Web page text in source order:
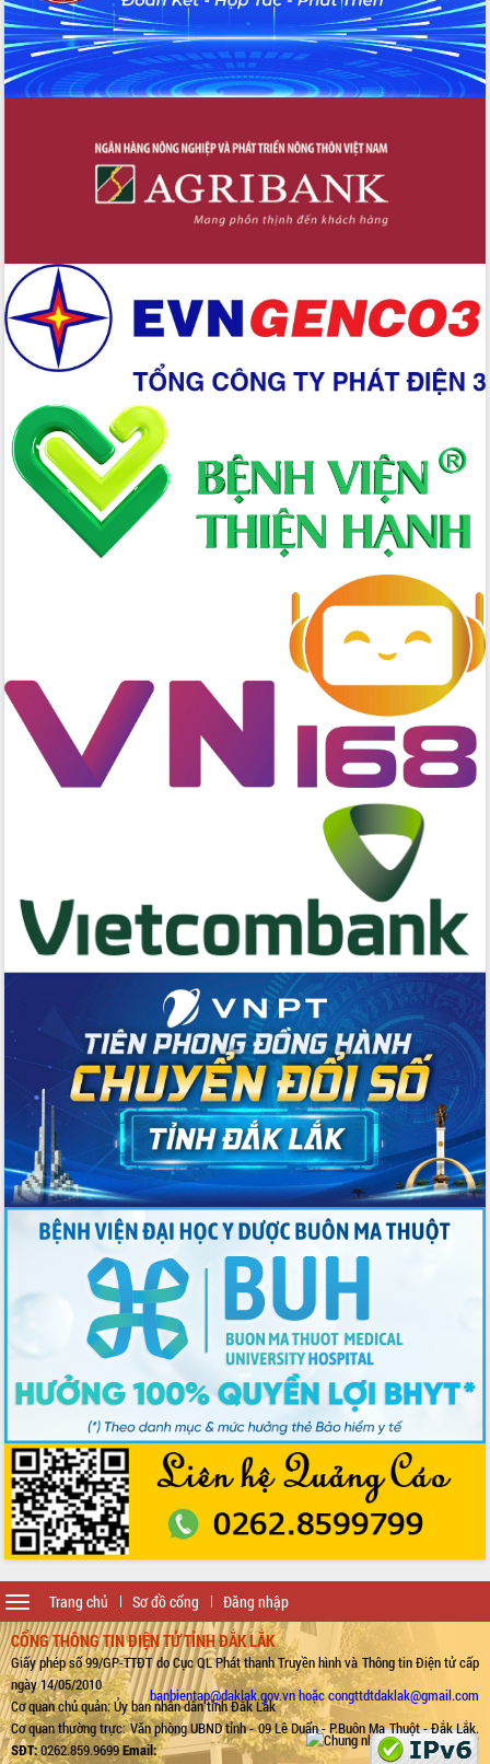
Trang chủ Sơ đồ cổng Đăng nhập
Toggle
navigation
CỔNG THÔNG TIN ĐIỆN TỬ TỈNH ĐẮK LẮK
Giấy phép số 99/GP-TTĐT do Cục QL Phát thanh Truyền hình và Thông tin Điện tử cấp
ngày 14/05/2010
Cơ quan chủ quản: Ủy ban nhân dân tỉnh Đắk Lắk
Cơ quan thường trực: Văn phòng UBND tỉnh - 09 Lê Duẩn - P.Buôn Ma Thuột - Đắk Lắk.
SĐT:0262.859.9699Email:
banbientap@daklak.gov.vn hoặc congttdtdaklak@gmail.com